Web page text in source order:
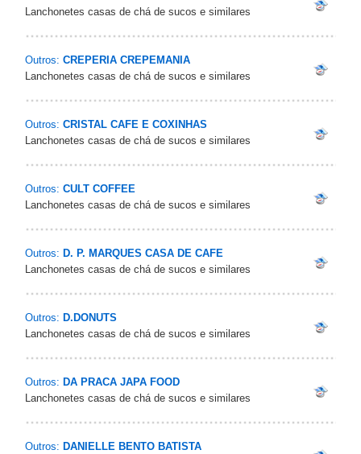
Lanchonetes casas de chá de sucos e similares
Outros: CREPERIA CREPEMANIA
Lanchonetes casas de chá de sucos e similares
Outros: CRISTAL CAFE E COXINHAS
Lanchonetes casas de chá de sucos e similares
Outros: CULT COFFEE
Lanchonetes casas de chá de sucos e similares
Outros: D. P. MARQUES CASA DE CAFE
Lanchonetes casas de chá de sucos e similares
Outros: D.DONUTS
Lanchonetes casas de chá de sucos e similares
Outros: DA PRACA JAPA FOOD
Lanchonetes casas de chá de sucos e similares
Outros: DANIELLE BENTO BATISTA